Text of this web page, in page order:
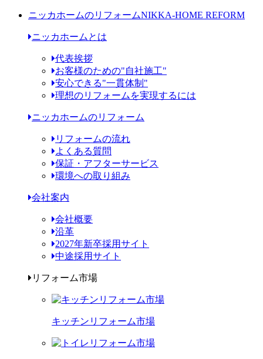
ニッカホームのリフォームNIKKA-HOME REFORM
ニッカホームとは
代表挨拶
お客様のための"自社施工"
安心できる"一貫体制"
理想のリフォームを実現するには
ニッカホームのリフォーム
リフォームの流れ
よくある質問
保証・アフターサービス
環境への取り組み
会社案内
会社概要
沿革
2027年新卒採用サイト
中途採用サイト
リフォーム市場
キッチンリフォーム市場